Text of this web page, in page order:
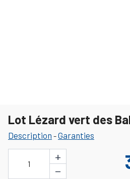
Lot Lézard vert des
Description -Garanties
1
+
−